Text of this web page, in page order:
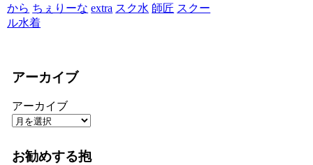
から ちぇりーな extra スク水 師匠 スクー
ル水着
アーカイブ
アーカイブ
お勧めする抱